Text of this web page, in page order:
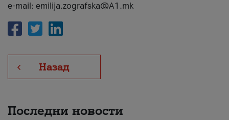
e-mail: emilija.zografska@A1.mk
Назад
Последни новости